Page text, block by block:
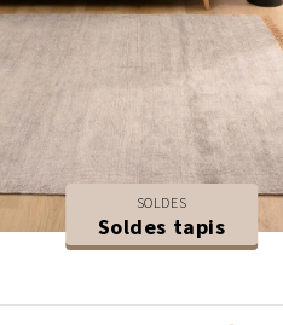
SOLDES
Soldes tapis